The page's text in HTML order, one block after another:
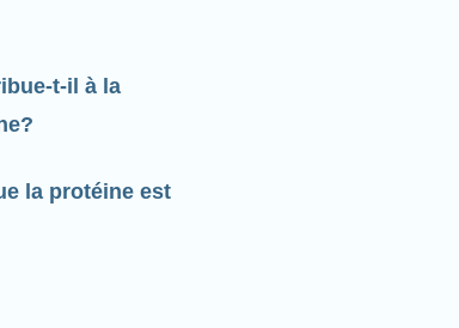
t-il à la
la protéine est